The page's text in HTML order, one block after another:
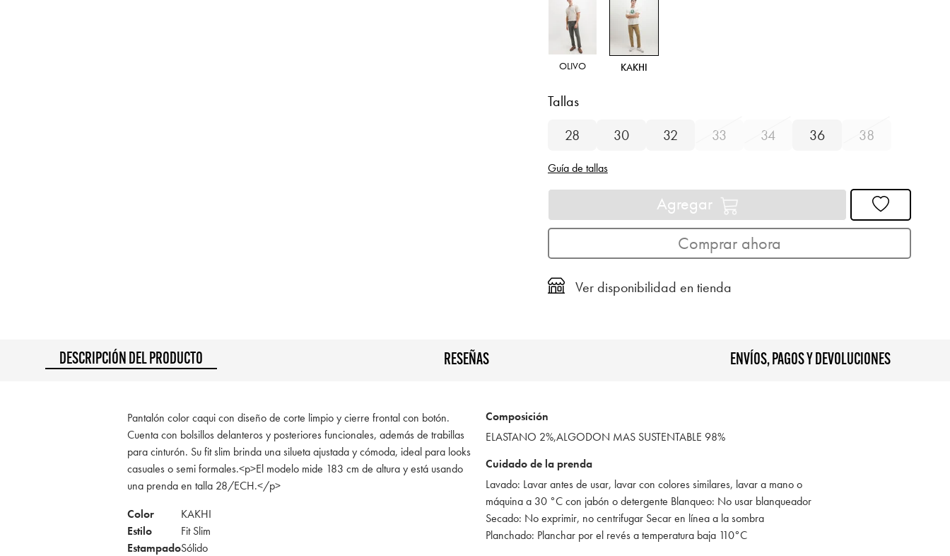
OLIVO KAKHI
Tallas
28
30 32 33 34 36 38
Guía de tallas
Agregar
Comprar ahora
Ver disponibilidad en tienda
DESCRIPCIÓN DEL PRODUCTO RESEÑAS ENVÍOS, PAGOS Y DEVOLUCIONES
Pantalón color caqui con diseño de corte limpio y cierre frontal con botón.
Cuenta con bolsillos delanteros y posteriores funcionales, además de trabillas
para cinturón. Su fit slim brinda una silueta ajustada y cómoda, ideal para looks
casuales o semi formales.<p>El modelo mide 183 cm de altura y está usando
una prenda en talla 28/ECH.</p>
Color
KAKHI
Estilo
Fit Slim
EstampadoSólido
Composición
ELASTANO 2%,ALGODON MAS SUSTENTABLE 98%
Cuidado de la prenda
Lavado: Lavar antes de usar, lavar con colores similares, lavar a mano o
máquina a 30 °C con jabón o detergente Blanqueo: No usar blanqueador
Secado: No exprimir, no centrifugar Secar en línea a la sombra
Planchado: Planchar por el revés a temperatura baja 110°C